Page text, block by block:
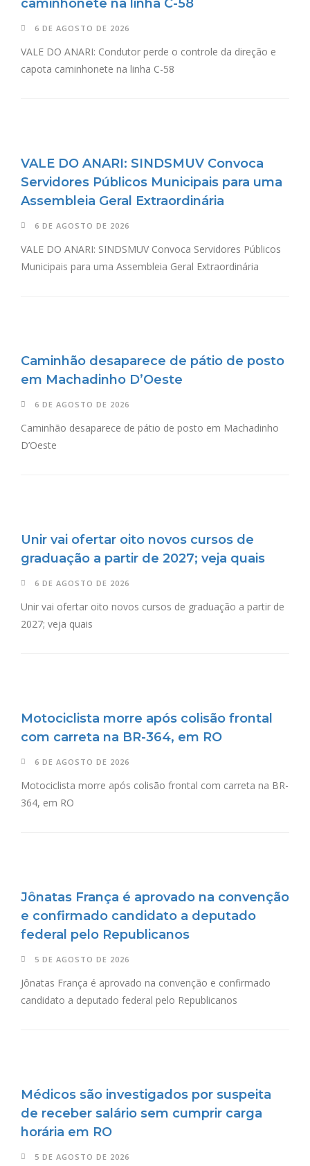
caminhonete na linha C-58
6 DE AGOSTO DE 2026
VALE DO ANARI: Condutor perde o controle da direção e
capota caminhonete na linha C-58
VALE DO ANARI: SINDSMUV Convoca
Servidores Públicos Municipais para uma
Assembleia Geral Extraordinária
6 DE AGOSTO DE 2026
VALE DO ANARI: SINDSMUV Convoca Servidores Públicos
Municipais para uma Assembleia Geral Extraordinária
Caminhão desaparece de pátio de posto
em Machadinho D’Oeste
6 DE AGOSTO DE 2026
Caminhão desaparece de pátio de posto em Machadinho
D’Oeste
Unir vai ofertar oito novos cursos de
graduação a partir de 2027; veja quais
6 DE AGOSTO DE 2026
Unir vai ofertar oito novos cursos de graduação a partir de
2027; veja quais
Motociclista morre após colisão frontal
com carreta na BR-364, em RO
6 DE AGOSTO DE 2026
Motociclista morre após colisão frontal com carreta na BR-
364, em RO
Jônatas França é aprovado na convenção
e confirmado candidato a deputado
federal pelo Republicanos
5 DE AGOSTO DE 2026
Jônatas França é aprovado na convenção e confirmado
candidato a deputado federal pelo Republicanos
Médicos são investigados por suspeita
de receber salário sem cumprir carga
horária em RO
5 DE AGOSTO DE 2026